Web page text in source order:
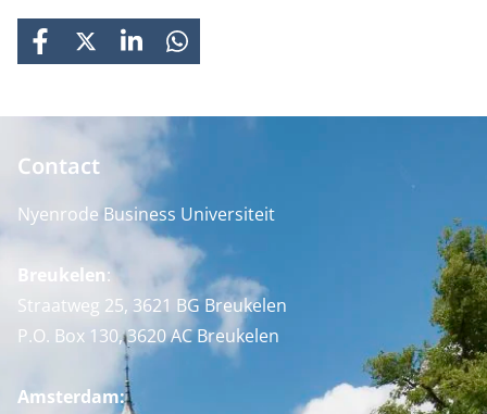
FACEBOOK
X LINKEDINWHATSAPP
Contact
Nyenrode Business Universiteit
Breukelen:
Straatweg 25, 3621 BG Breukelen
P.O. Box 130, 3620 AC Breukelen
Amsterdam: